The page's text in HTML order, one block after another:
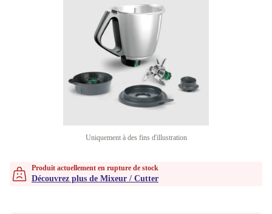
Uniquement à des fins d'illustration
Produit actuellement en rupture de stock
Découvrez plus de Mixeur / Cutter